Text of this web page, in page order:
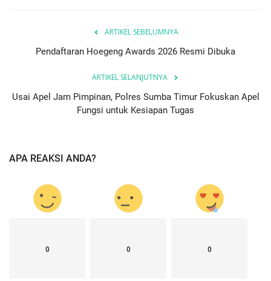
ARTIKEL SEBELUMNYA
Pendaftaran Hoegeng Awards 2026 Resmi Dibuka
ARTIKEL SELANJUTNYA
Usai Apel Jam Pimpinan, Polres Sumba Timur Fokuskan Apel
Fungsi untuk Kesiapan Tugas
APA REAKSI ANDA?
0 0 0